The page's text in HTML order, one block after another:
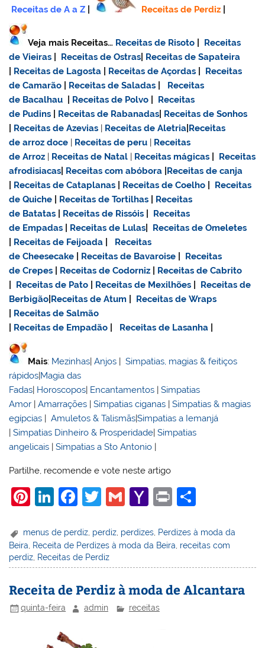
Receitas de A a Z Receitas de Perdiz
Veja mais Receitas… Receitas de Risoto
Receitas
de Vieiras
Receitas de Ostras Receitas de Sapateira
Receitas de Lagosta Receitas de Açordas
Receitas
de Camarão
Receitas de Saladas
Receitas
de Bacalhau
Receitas de Polvo
Receitas
de Pudins
Receitas de Rabanadas Receitas de Sonhos
Receitas de Azevias | Receitas de Aletria Receitas
dearroz doce | Receitas de peru | Receitas
de Arroz | Receitas de Natal | Receitas mágicas
Receitas
afrodisiacas Receitas com abóbora Receitas de canja
Receitas de Cataplanas Receitas de Coelho
Receitas
de Quiche
Receitas de Tortilhas
Receitas
de Batatas
Receitas de Rissóis
Receitas
de Empadas
Receitas de Lulas
Receitas de Omeletes
Receitas de Feijoada
Receitas
de Cheesecake
Receitas de Bavaroise
Receitas
de Crepes
Receitas de Codorniz
Receitas de Cabrito
Receitas de Pato Receitas de Mexilhões
Receitas de
Berbigão Receitas de Atum
Receitas de Wraps
Receitas de Salmão
Receitas de Empadão Receitas de Lasanha
Mais: Mezinhas|Anjos |Simpatias, magias & feitiços
rápidos|Magia das
Fadas| Horoscopos| Encantamentos |Simpatias
Amor |Amarrações |Simpatias ciganas |Simpatias & magias
egípcias |Amuletos & Talismãs|Simpatias a Iemanjá
|Simpatias Dinheiro & Prosperidade|Simpatias
angelicais |Simpatias a Sto Antonio |
Partilhe, recomende e vote neste artigo
Pi
er
e
st
Li
k
e
dI
n
F
c
e
b
o
o
T
itt
er
G
ai
l
Y
h
o
o
M
ai
Pr
t
ar
e
menus de perdiz, perdiz, perdizes, Perdizes à moda da
Beira
Receita de Perdizes à moda da Beira receitas com
perdiz Receitas de Perdiz
Receita de Perdiz à moda de Alcantara
quinta-feira admin receitas